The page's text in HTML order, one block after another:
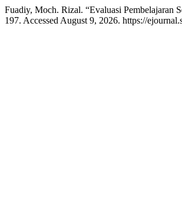
Fuadiy, Moch. Rizal. “Evaluasi Pembelajaran
197. Accessed August 9, 2026. https://